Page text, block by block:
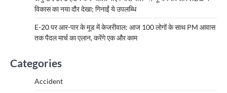
विकास का नया दौर देखा; गिनाईं ये उपलब्धि
E-20 पर आर-पार के मूड में केजरीवाल: आज 100 लोगों के साथ PM आवास
तक पैदल मार्च का एलान, करेंगे एक और काम
Categories
Accident